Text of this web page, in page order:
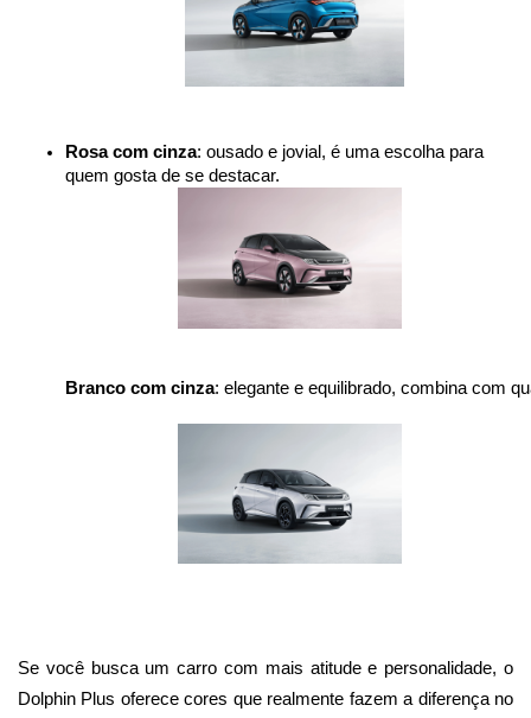
Rosa com cinza: ousado e jovial, é uma escolha para
quem gosta de se destacar.
Branco com cinza: elegante e equilibrado, combina com
Se você busca um carro com mais atitude e personalidade, o
Dolphin Plus oferece cores que realmente fazem a diferença no